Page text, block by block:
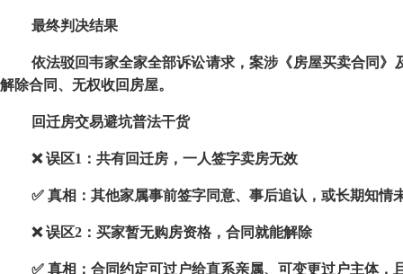
最终判决结果
依法驳回韦家全家全部诉讼请求，案涉《房屋买卖合同
解除合同、无权收回房屋。
回迁房交易避坑普法干货
❌ 误区1 ：共有回迁房，一人签字卖房无效
✅ 真相：其他家属事前签字同意、事后追认，或长期知情
❌ 误区2：买家暂无购房资格，合同就能解除
✅ 真相：合同约定可过户给直系亲属、可变更过户主体